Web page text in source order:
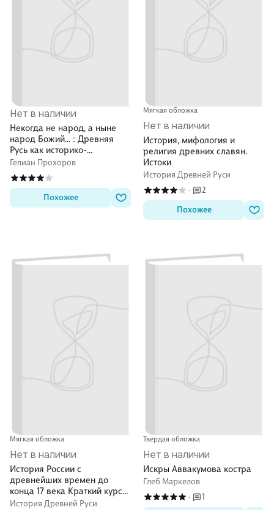
Нет в наличии
Некогда не народ, а ныне
народ Божий… : Древняя
Русь как историко-
культурный феноме. 2-е изд.,
Гелиан Прохоров
Похожее
Мягкая обложка
Нет в наличии
История, мифология и
религия древних славян.
Истоки
История Древней Руси
·
2
Похожее
Мягкая обложка
Нет в наличии
История России с
древнейших времен до
конца 17 века Краткий курс
лекций (м) Собко
История Древней Руси
Твердая обложка
Нет в наличии
Искры Аввакумова костра
Глеб Маркелов
· 1